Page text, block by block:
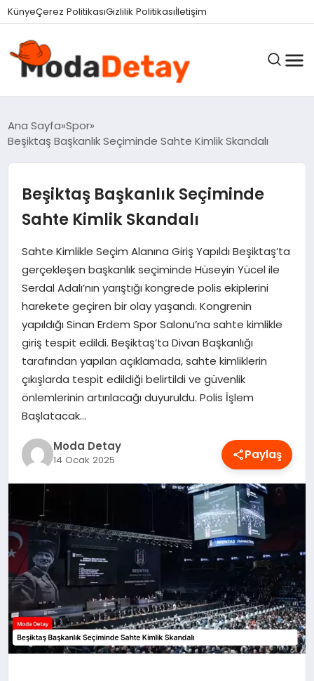
KünyeÇerez PolitikasıGizlilik Politikasıİletişim
GÜNDEM
EĞITIM
EKONOMI
MAGAZIN
SAĞLIK
SPOR
TEKNOLOJI
YAŞAM
Ana Sayfa Spor
Beşiktaş Başkanlık Seçiminde Sahte Kimlik Skandalı
Beşiktaş Başkanlık Seçiminde
Sahte Kimlik Skandalı
Sahte Kimlikle Seçim Alanına Giriş Yapıldı Beşiktaş’ta
gerçekleşen başkanlık seçiminde Hüseyin Yücel ile
Serdal Adalı’nın yarıştığı kongrede polis ekiplerini
harekete geçiren bir olay yaşandı. Kongrenin
yapıldığı Sinan Erdem Spor Salonu’na sahte kimlikle
giriş tespit edildi. Beşiktaş’ta Divan Başkanlığı
tarafından yapılan açıklamada, sahte kimliklerin
çıkışlarda tespit edildiği belirtildi ve güvenlik
önlemlerinin artırılacağı duyuruldu. Polis İşlem
Başlatacak…
Moda Detay
14 Ocak 2025 Paylaş